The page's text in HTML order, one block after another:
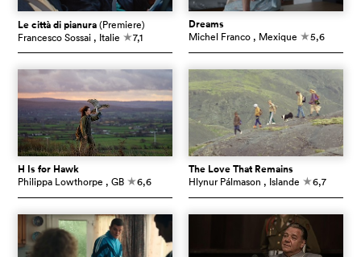
Le città di pianura(Premiere)
Francesco Sossai , Italie c7,1
Dreams
Michel Franco , Mexique c5,6
H Is for Hawk
Philippa Lowthorpe , GB c6,6
The Love That Remains
Hlynur Pálmason , Islande c6,7